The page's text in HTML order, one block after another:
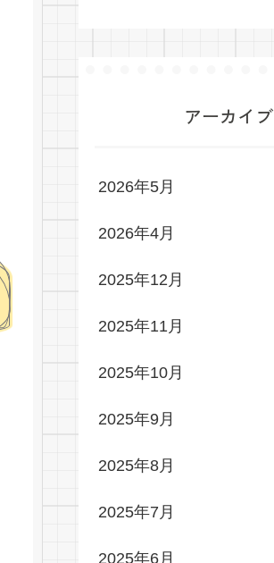
アーカイブ
2026年5月
2026年4月
2025年12月
2025年11月
2025年10月
2025年9月
2025年8月
2025年7月
2025年6月